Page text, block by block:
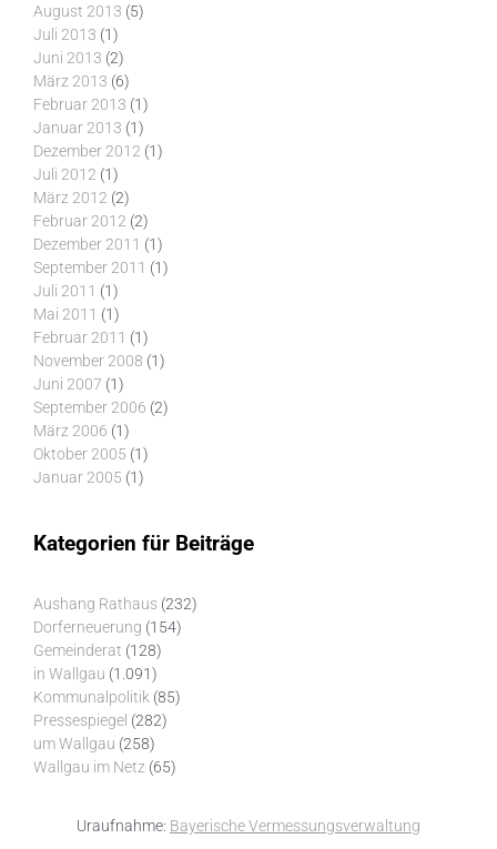
August 2013 (5)
Juli 2013 (1)
Juni 2013 (2)
März 2013 (6)
Februar 2013 (1)
Januar 2013 (1)
Dezember 2012 (1)
Juli 2012 (1)
März 2012 (2)
Februar 2012 (2)
Dezember 2011 (1)
September 2011 (1)
Juli 2011 (1)
Mai 2011 (1)
Februar 2011 (1)
November 2008 (1)
Juni 2007 (1)
September 2006 (2)
März 2006 (1)
Oktober 2005 (1)
Januar 2005 (1)
Kategorien für Beiträge
Aushang Rathaus (232)
Dorferneuerung (154)
Gemeinderat (128)
in Wallgau (1.091)
Kommunalpolitik (85)
Pressespiegel (282)
um Wallgau (258)
Wallgau im Netz (65)
Uraufnahme: Bayerische Vermessungsverwaltung